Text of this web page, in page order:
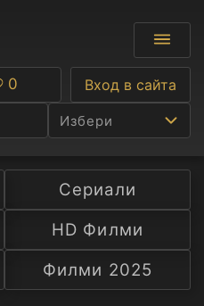
Избери
Ф
С
А
Любими
0 Вход в сайта
Сериали
HD Филми
Филми 2025